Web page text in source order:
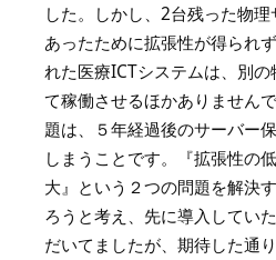
した。しかし、2台残った物
あったために拡張性が得られ
れた医療ICTシステムは、別
て稼働させるほかありません
題は、５年経過後のサーバー
しまうことです。『拡張性の
大』という２つの問題を解決
ろうと考え、先に導入してい
だいてましたが、期待した通